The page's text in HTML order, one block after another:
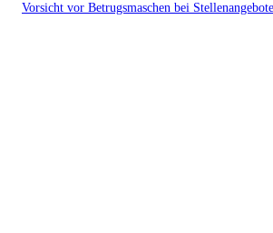
Vorsicht vor Betrugsmaschen bei